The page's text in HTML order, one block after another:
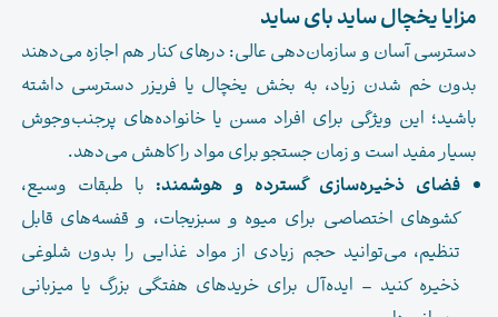
مزایا یخچال ساید بای ساید
دسترسی آسان و سازمان‌دهی عالی: درهای کنار هم اجازه می‌دهند
بدون خم شدن زیاد، به بخش یخچال یا فریزر دسترسی داشته
باشید؛ این ویژگی برای افراد مسن یا خانواده‌های پرجنب‌وجوش
بسیار مفید است و زمان جستجو برای مواد را کاهش می‌دهد.
فضای ذخیره‌سازی گسترده و هوشمند: با طبقات وسیع،
کشوهای اختصاصی برای میوه و سبزیجات، و قفسه‌های قابل
تنظیم، می‌توانید حجم زیادی از مواد غذایی را بدون شلوغی
ذخیره کنید – ایده‌آل برای خریدهای هفتگی بزرگ یا میزبانی